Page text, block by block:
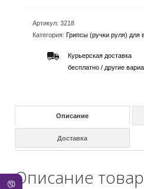
Артикул: 3218
Категория: Грипсы (ручки руля) для
Курьерская доставка
бесплатно / другие
Описание
Доставка
Описание